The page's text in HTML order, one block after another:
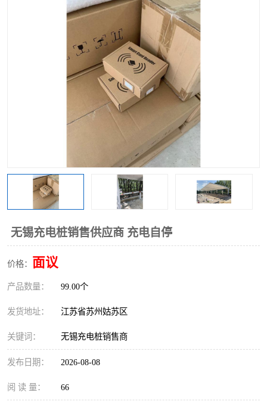
无锡充电桩销售供应商 充电自停
价格： 面议
产品数量： 99.00个
发货地址： 江苏省苏州姑苏区
关键词： 无锡充电桩销售商
发布日期： 2026-08-08
阅 读 量： 66